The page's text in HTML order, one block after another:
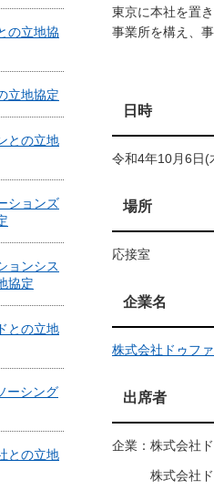
の立地協
立地協定
との立地
ションズ
ョンシス
協定
との立地
ーシング
との立地
東京に本社を置
事業所を構え、
日時
令和4年10月6日(
場所
応接室
企業名
株式会社ドゥフ
出席者
企業：株式会社
株式会社ド